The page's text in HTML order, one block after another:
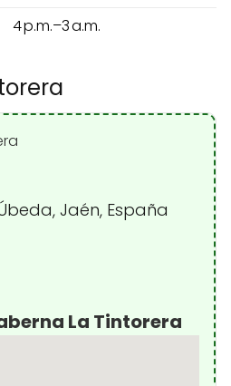
4 p.m.–3 a.m.
Jaén, España
La Tintorera